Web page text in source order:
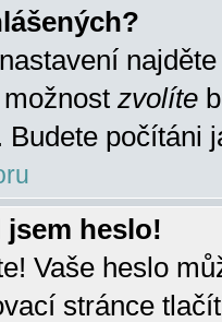
zvolíte
Budete počítáni
jsem heslo!
Vaše heslo
stránce